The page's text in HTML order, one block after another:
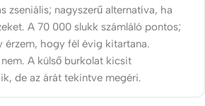
zseniális; nagyszerű alternatíva, ha
A 70 000 slukk számláló pontos;
érzem, hogy fél évig kitartana.
A külső burkolat kicsit
de az árát tekintve megéri.